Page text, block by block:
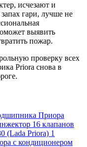
исчезают и
гари, лучше не
выявить
пожар.
проверку всех
Priora снова в
Приора
16 клапанов
(Lada Priora) 1
с кондиционером